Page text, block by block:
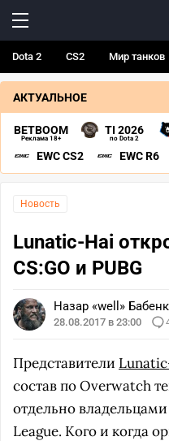
Dota 2 CS2 Мир танков
АКТУАЛЬНОЕ
BETBOOM
Реклама 18+
TI 2026
по Dota 2
EWC CS2 EWC R6
Новость
Lunatic-Hai
CS:GO и PUBG
Назар «well»
28.08.2017 в 23:00
Представители
состав по Overwatch
отдельно
League. Кого и когда